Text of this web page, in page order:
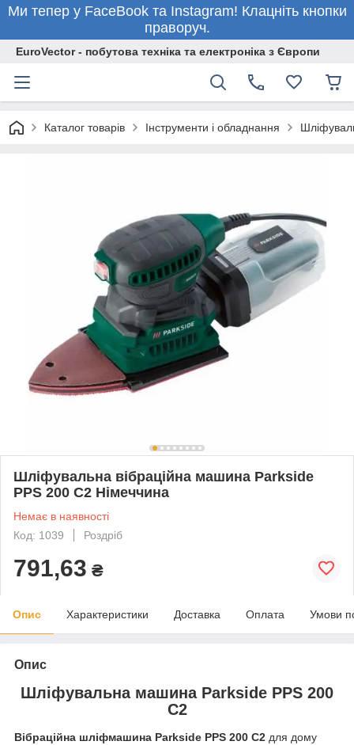
Ми тепер у FaceBook та Instagram! Клацніть кнопки
праворуч.
EuroVector - побутова техніка та електроніка з Європи
Каталог товарів Інструменти і обладнання
Шліфувальна вібраційна машина Parkside
PPS 200 C2 Німеччина
Немає в наявності
Код: 1039
Роздріб
791,63 ₴
Опис Характеристики Доставка Оплата Умови
Опис
Шліфувальна машина Parkside PPS 200
C2
Вібраційна шліфмашина Parkside PPS 200 C2 для дому